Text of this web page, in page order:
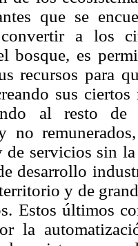
que se
a los
bosque, es
recursos para
sus
al resto de
no
servicios sin
desarrollo
y de
Estos últimos
la